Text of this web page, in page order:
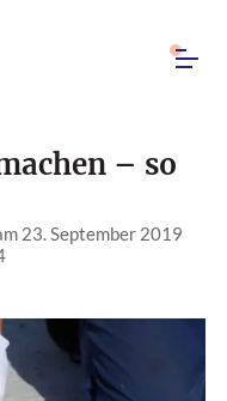
– so
23. September 2019